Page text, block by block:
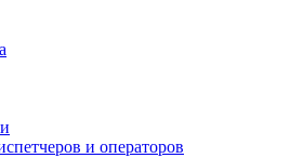
и операторов